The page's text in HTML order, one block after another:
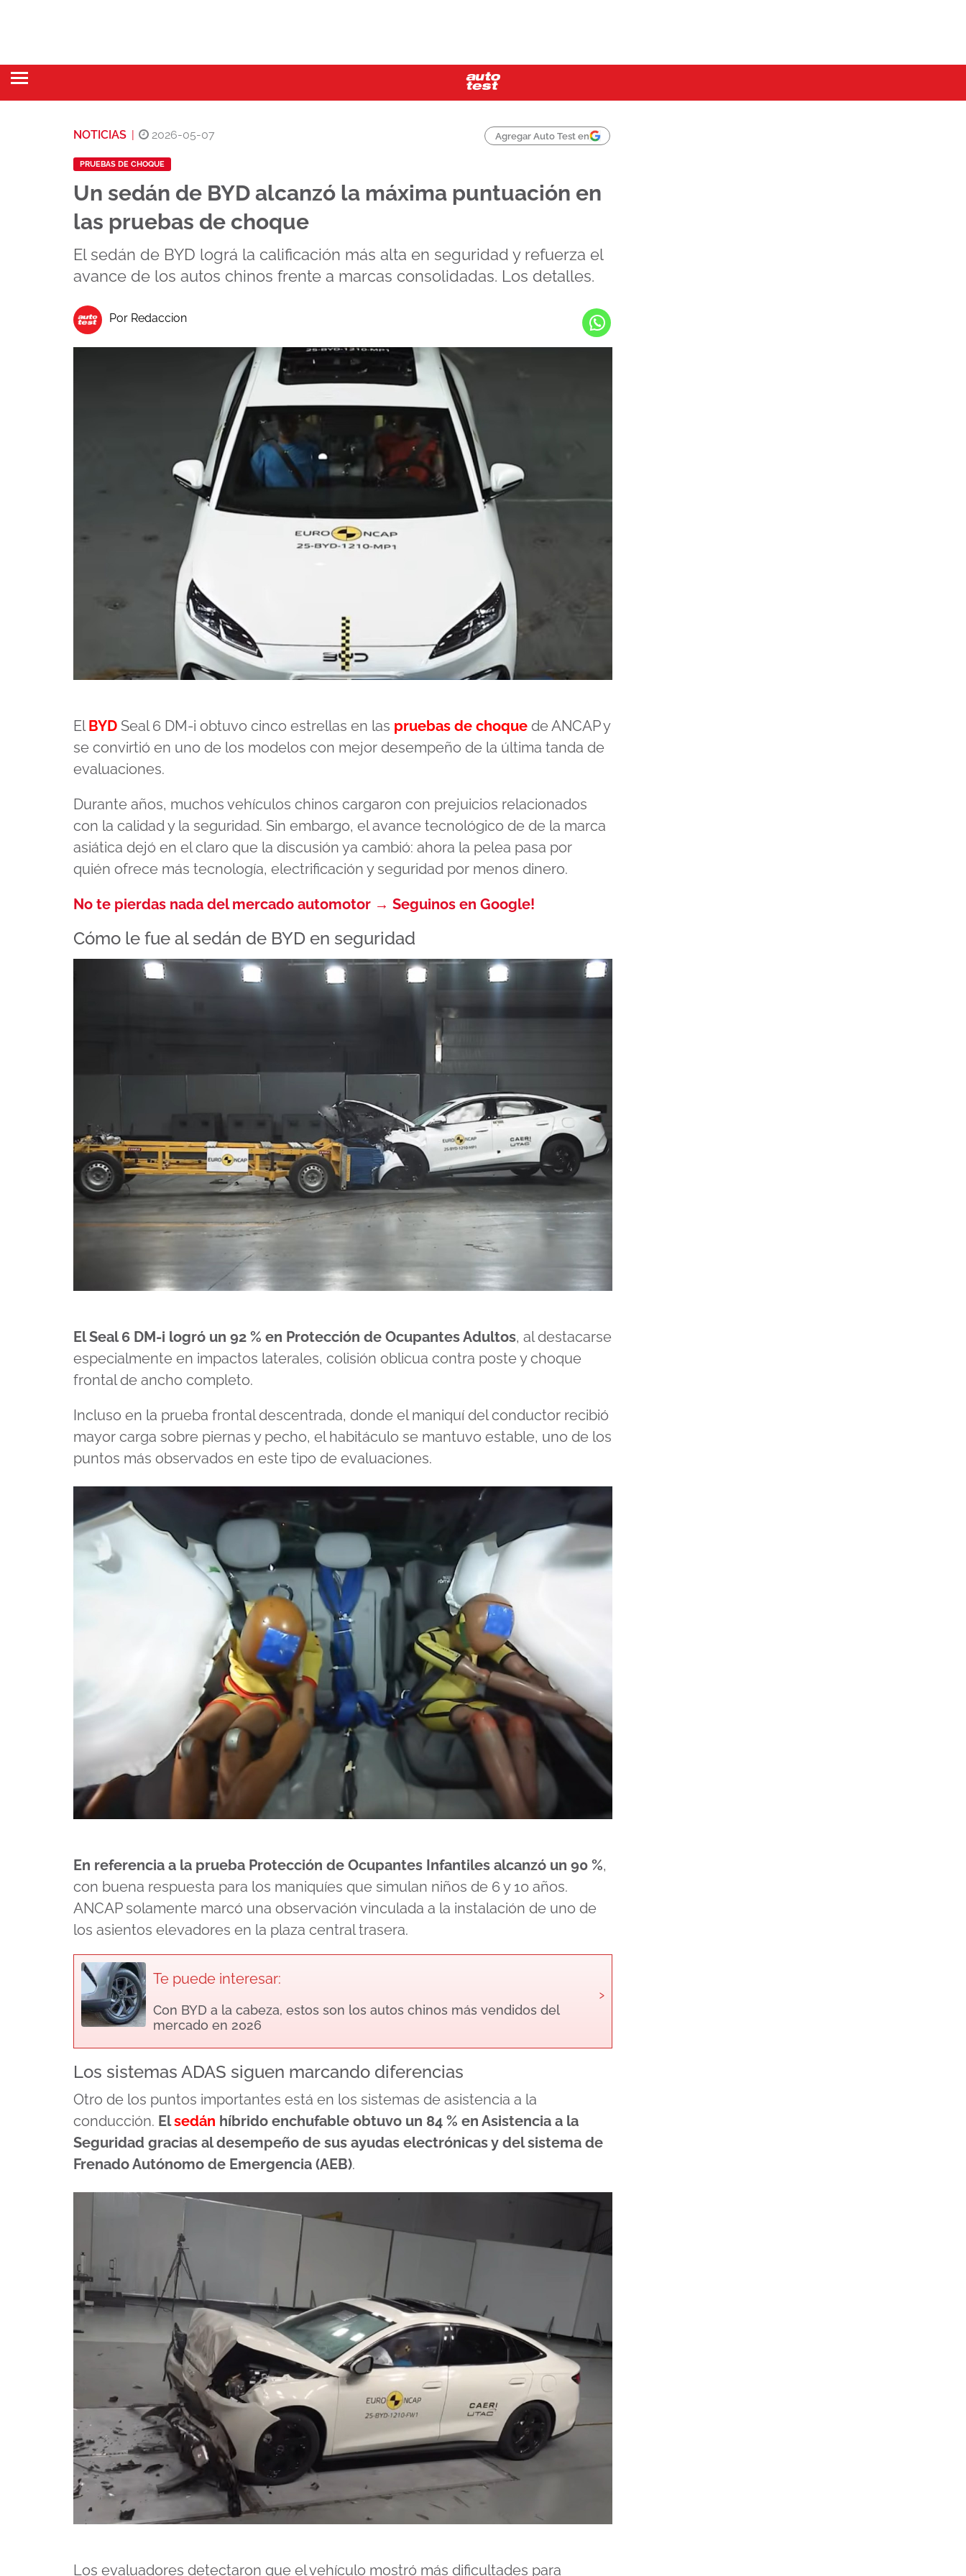
NOTICIAS 2026-05-07 Agregar Auto Test en
PRUEBAS DE CHOQUE
Un sedán de BYD alcanzó la máxima puntuación en
las pruebas de choque
El sedán de BYD lográ la calificación más alta en seguridad y refuerza el
avance de los autos chinos frente a marcas consolidadas. Los detalles.
Por Redaccion
ElBYD Seal 6 DM-i obtuvo cinco estrellas en las pruebas de choque de ANCAP y
se convirtió en uno de los modelos con mejor desempeño de la última tanda de
evaluaciones.
Durante años, muchos vehículos chinos cargaron con prejuicios relacionados
con la calidad y la seguridad. Sin embargo, el avance tecnológico de de la marca
asiática dejó en el claro que la discusión ya cambió: ahora la pelea pasa por
quién ofrece más tecnología, electrificación y seguridad por menos dinero.
No te pierdas nada del mercado automotor → Seguinos en Google!
Cómo le fue al sedán de BYD en seguridad
El Seal 6 DM-i logró un 92 % en Protección de Ocupantes Adultos, al destacarse
especialmente en impactos laterales, colisión oblicua contra poste y choque
frontal de ancho completo.
Incluso en la prueba frontal descentrada, donde el maniquí del conductor recibió
mayor carga sobre piernas y pecho, el habitáculo se mantuvo estable, uno de los
puntos más observados en este tipo de evaluaciones.
En referencia a la prueba Protección de Ocupantes Infantiles alcanzó un 90 %,
con buena respuesta para los maniquíes que simulan niños de 6 y 10 años.
ANCAP solamente marcó una observación vinculada a la instalación de uno de
los asientos elevadores en la plaza central trasera.
Te puede interesar:
Con BYD a la cabeza, estos son los autos chinos más vendidos del
mercado en 2026
›
Los sistemas ADAS siguen marcando diferencias
Otro de los puntos importantes está en los sistemas de asistencia a la
conducción. Elsedán híbrido enchufable obtuvo un 84 % en Asistencia a la
Seguridad gracias al desempeño de sus ayudas electrónicas y del sistema de
Frenado Autónomo de Emergencia (AEB).
Los evaluadores detectaron que el vehículo mostró más dificultades para